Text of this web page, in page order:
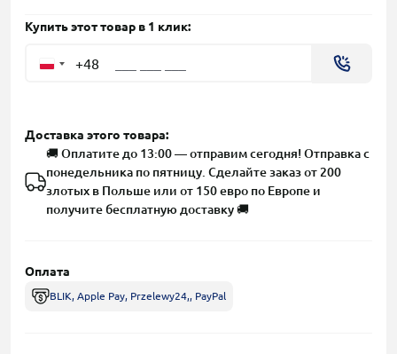
Купить этот товар в 1 клик:
+48
Доставка этого товара:
🚚 Оплатите до 13:00 — отправим сегодня! Отправка с
понедельника по пятницу. Сделайте заказ от 200
злотых в Польше или от 150 евро по Европе и
получите бесплатную доставку 🚚
Оплата
BLIK, Apple Pay, Przelewy24,, PayPal